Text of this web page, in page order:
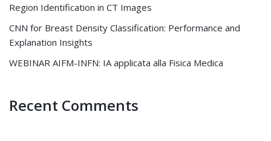
Region Identification in CT Images
CNN for Breast Density Classification: Performance and
Explanation Insights
WEBINAR AIFM-INFN: IA applicata alla Fisica Medica
Recent Comments